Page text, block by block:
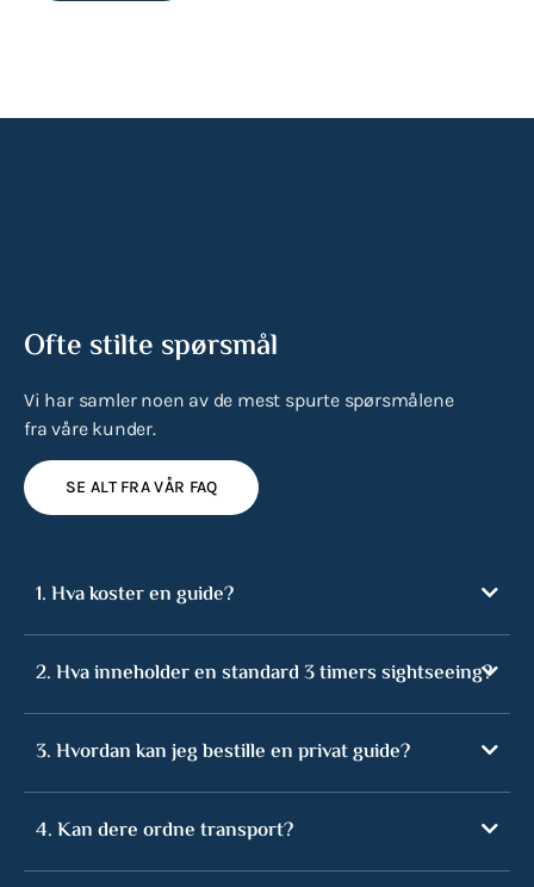
Ofte stilte spørsmål
Vi har samler noen av de mest spurte spørsmålene
fra våre kunder.
SE ALT FRA VÅR FAQ
1. Hva koster en guide?
2. Hva inneholder en standard 3 timers sightseeing?
3. Hvordan kan jeg bestille en privat guide?
4. Kan dere ordne transport?